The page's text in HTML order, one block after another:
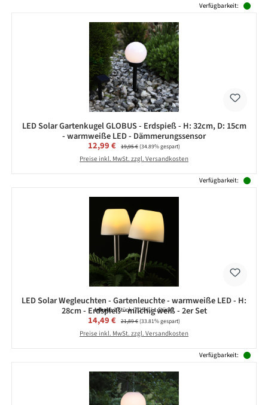
Verfügbarkeit:
LED Solar Gartenkugel GLOBUS - Erdspieß - H: 32cm, D: 15cm
- warmweiße LED - Dämmerungssensor
Verkaufspreis:
12,99 € Regulärer Preis:
19,95 €(34.89% gespart)
Preise inkl. MwSt. zzgl. Versandkosten
Verfügbarkeit:
LED Solar Wegleuchten - Gartenleuchte - warmweiße LED - H:
28cm - Erdspieß - milchig weiß - 2er Set
Inhalt:2 Stück(7,25 € / 1 Stück)
Verkaufspreis:
14,49 € Regulärer Preis:
21,89 €(33.81% gespart)
Preise inkl. MwSt. zzgl. Versandkosten
Verfügbarkeit: